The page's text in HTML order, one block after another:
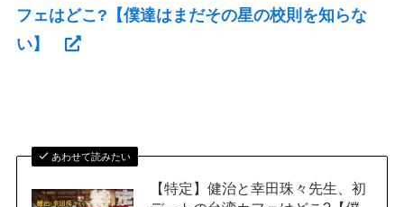
フェはどこ?【僕達はまだその星の校則を知らな
い】
あわせて読みたい
【特定】健治と幸田珠々先生、初